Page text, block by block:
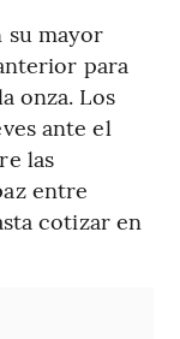
su mayor
para
onza. Los
ante el
las
entre
cotizar en